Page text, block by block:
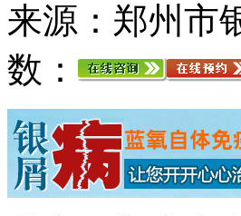
来源：郑州市
数：